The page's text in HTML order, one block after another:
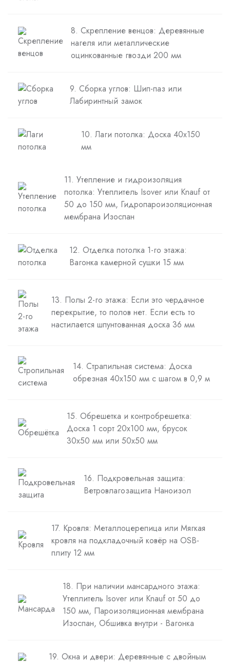
8. Скрепление венцов: Деревянные
нагеля или металлические
оцинкованные гвозди 200 мм
9. Сборка углов: Шип-паз или
Лабиринтный замок
10. Лаги потолка: Доска 40х150
мм
11. Утепление и гидроизоляция
потолка: Утеплитель Isover или Knauf от
50 до 150 мм, Гидропароизоляционная
мембрана Изоспан
12. Отделка потолка 1-го этажа:
Вагонка камерной сушки 15 мм
13. Полы 2-го этажа: Если это чердачное
перекрытие, то полов нет. Если есть то
настилается шпунтованная доска 36 мм
14. Страпильная система: Доска
обрезная 40х150 мм с шагом в 0,9 м
15. Обрешетка и контробрешетка:
Доска 1 сорт 20х100 мм, брусок
30х50 мм или 50х50 мм
16. Подкровельная защита:
Ветровлагозащита Наноизол
17. Кровля: Металлоцерепица или Мягкая
кровля на подкладочный ковёр на OSB-
плиту 12 мм
18. При наличии мансардного этажа:
Утеплитель Isover или Knauf от 50 до
150 мм, Пароизоляционная мембрана
Изоспан, Обшивка внутри - Вагонка
19. Окна и двери: Деревянные с двойным